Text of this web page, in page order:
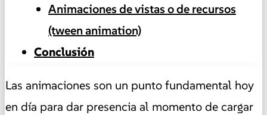
Animaciones de vistas o de recursos
(tween animation)
Conclusión
Las animaciones son un punto fundamental hoy
en día para dar presencia al momento de cargar